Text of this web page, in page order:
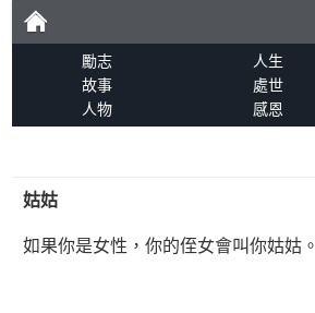
勵
勵志 人生
故事
處世
人物
感恩
姑姑
如果你是女性，你的侄女會叫你姑姑。